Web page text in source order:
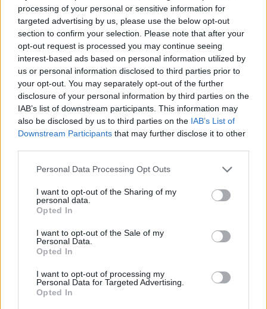
processing of your personal or sensitive information for
targeted advertising by us, please use the below opt-out
section to confirm your selection. Please note that after your
opt-out request is processed you may continue seeing
interest-based ads based on personal information utilized by
us or personal information disclosed to third parties prior to
your opt-out. You may separately opt-out of the further
disclosure of your personal information by third parties on the
IAB’s list of downstream participants. This information may
also be disclosed by us to third parties on the IAB’s List of
Downstream Participants that may further disclose it to other
Personal Data Processing Opt Outs
I want to opt-out of the Sharing of my
personal data.
Opted In
I want to opt-out of the Sale of my
Personal Data.
Opted In
I want to opt-out of processing my
Personal Data for Targeted Advertising.
Opted In
21-letni Mimis w przeszłości związany był już Denial
eSports oraz Teamem SoloMid, niemniej prawdziwy
przełom w jego karierze nastąpił dopiero po
przenosinach do Misfits Gaming, wraz z którym
wystąpił nawet na Majorze. Do Complexity Amerykanin
trafił natomiast w marcu tego roku, krótko po tym, jak
Rogue, w którym występował wcześniej, wycofało się ze
sceny CS:GO. W nowym zespole SicK nie odniósł jednak
zbyt wielu sukcesów – największym pozostaje zajęcie
miejsc 5-6. podczas lanowych finałów siódmego sezonu
Tak czy inaczej, młody zawodnik stał się ofiarą małej
zakończeniu StarLadder Major Berlin 2019. Wówczas z
ekipą, poza nim, pożegnał się też Ricky "Rickeh"
Mulholland, zaś ich fotele przejęli
Benjamin "blameF" Bremer i ściągnięty z Cloud9 Will
"RUSH" Wierzba
wylądował na rezerwiei jego przyszłość pozostawała
nieznana. Aż do teraz, gdy sam zainteresowany
poinformował, iż stał się wolnym graczem.